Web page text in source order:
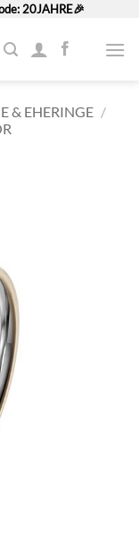
20JAHRE🎉
& EHERINGE /